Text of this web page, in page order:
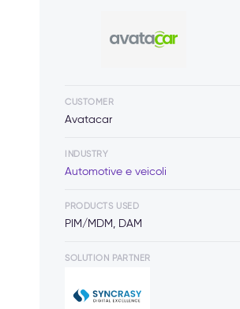
CUSTOMER
Avatacar
INDUSTRY
Automotive e veicoli
PRODUCTS USED
PIM/MDM, DAM
SOLUTION PARTNER